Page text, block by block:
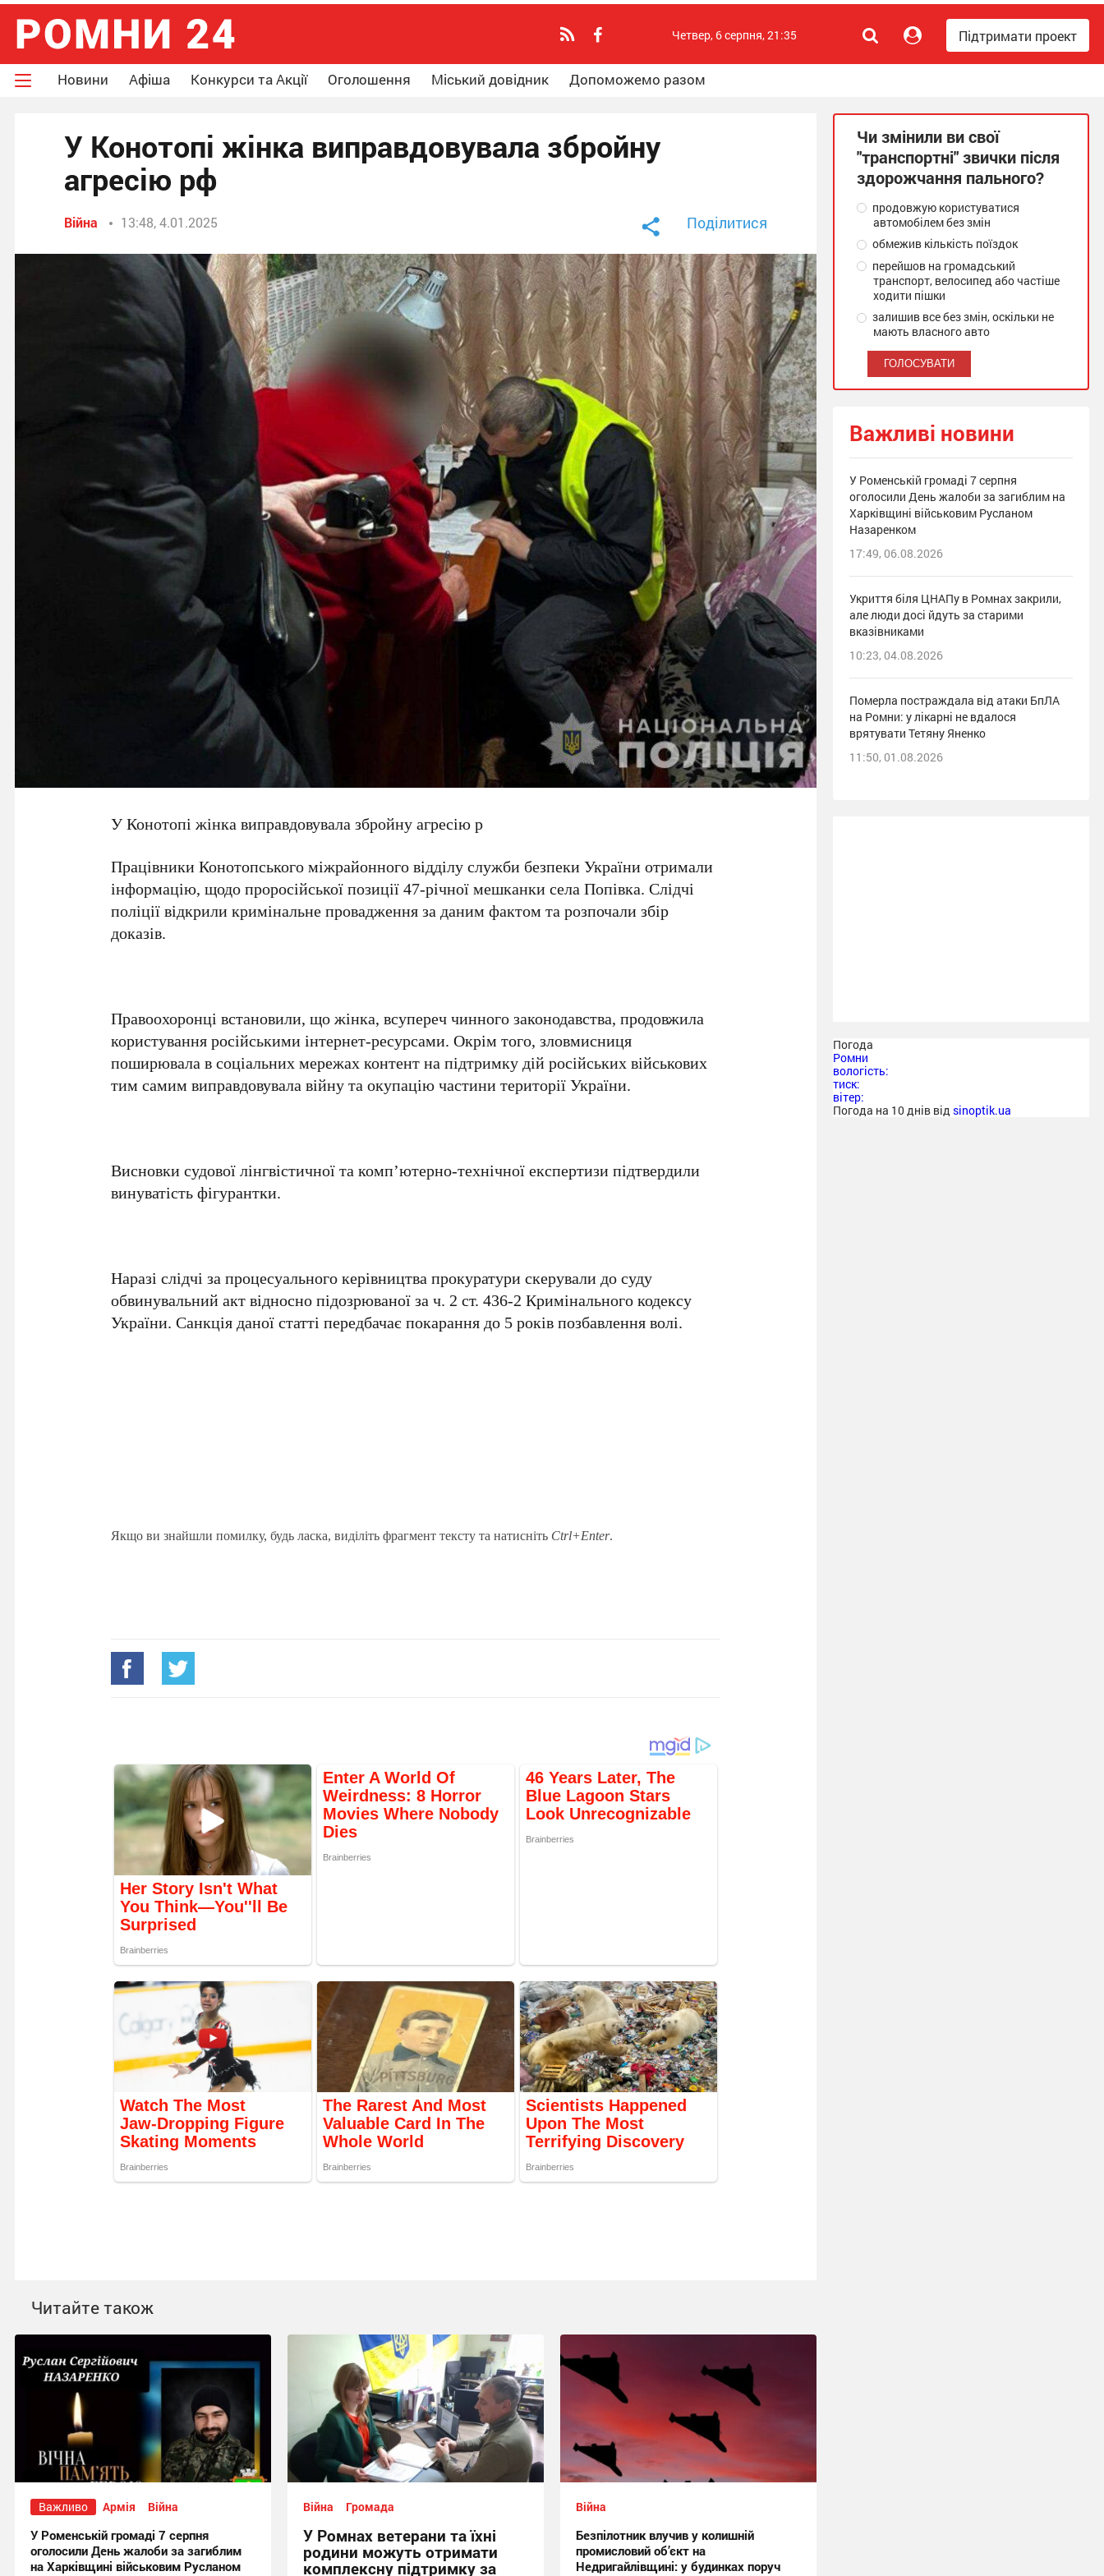
Підтримати проект
Четвер, 6 серпня, 21:35
Новини Афіша Конкурси та Акції Оголошення Міський довідник Допоможемо разом
У Конотопі жінка виправдовувала збройну
агресію рф
Війна 13:48, 4.01.2025 Поділитися
У Конотопі жінка виправдовувала збройну агресію р
Працівники Конотопського міжрайонного відділу служби безпеки України отримали
інформацію, щодо проросійської позиції 47-річної мешканки села Попівка. Слідчі
поліції відкрили кримінальне провадження за даним фактом та розпочали збір
доказів.
Правоохоронці встановили, що жінка, всупереч чинного законодавства, продовжила
користування російськими інтернет-ресурсами. Окрім того, зловмисниця
поширювала в соціальних мережах контент на підтримку дій російських військових
тим самим виправдовувала війну та окупацію частини території України.
Висновки судової лінгвістичної та комп’ютерно-технічної експертизи підтвердили
винуватість фігурантки.
Наразі слідчі за процесуального керівництва прокуратури скерували до суду
обвинувальний акт відносно підозрюваної за ч. 2 ст. 436-2 Кримінального кодексу
України. Санкція даної статті передбачає покарання до 5 років позбавлення волі.
Якщо ви знайшли помилку, будь ласка, виділіть фрагмент тексту та натисніть Ctrl+Enter.
Читайте також
Важливо Армія Війна
У Роменській громаді 7 серпня
оголосили День жалоби за загиблим
на Харківщині військовим Русланом
Війна Громада
У Ромнах ветерани та їхні
родини можуть отримати
комплексну підтримку за
Війна
Безпілотник влучив у колишній
промисловий об’єкт на
Недригайлівщині: у будинках поруч
Чи змінили ви свої
"транспортні" звички після
здорожчання пального?
продовжую користуватися
автомобілем без змін
обмежив кількість поїздок
перейшов на громадський
транспорт, велосипед або частіше
ходити пішки
залишив все без змін, оскільки не
мають власного авто
Важливі новини
У Роменській громаді 7 серпня
оголосили День жалоби за загиблим на
Харківщині військовим Русланом
Назаренком
17:49, 06.08.2026
Укриття біля ЦНАПу в Ромнах закрили,
але люди досі йдуть за старими
вказівниками
10:23, 04.08.2026
Померла постраждала від атаки БпЛА
на Ромни: у лікарні не вдалося
врятувати Тетяну Яненко
11:50, 01.08.2026
Погода
Ромни
вологість:
тиск:
вітер:
Погода на 10 днів від sinoptik.ua